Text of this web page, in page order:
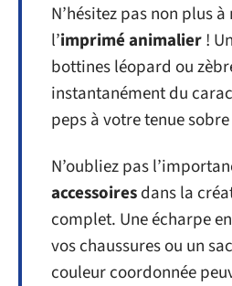
N’hésitez pas non plus
l’imprimé animalier!
bottines léopard ou
instantanément du
peps à votre tenue
N’oubliez pas
accessoiresdans la
complet. Une écharpe
vos chaussures ou un
couleur coordonnée